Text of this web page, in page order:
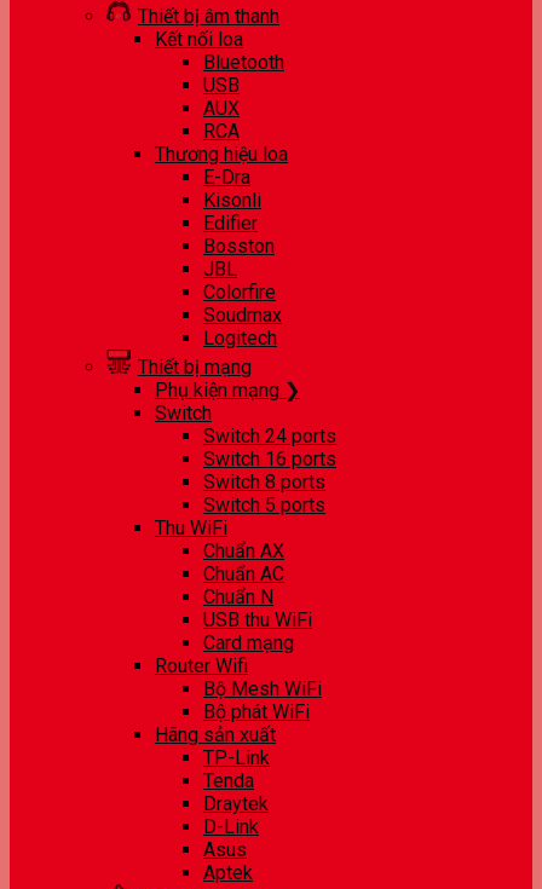
Thiết bị âm thanh
Kết nối loa
Bluetooth
USB
AUX
RCA
Thương hiệu loa
E-Dra
Kisonli
Edifier
Bosston
JBL
Colorfire
Soudmax
Logitech
Thiết bị mạng
Phụ kiện mạng ❯
Switch
Switch 24 ports
Switch 16 ports
Switch 8 ports
Switch 5 ports
Thu WiFi
Chuẩn AX
Chuẩn AC
Chuẩn N
USB thu WiFi
Card mạng
Router Wifi
Bộ Mesh WiFi
Bộ phát WiFi
Hãng sản xuất
TP-Link
Tenda
Draytek
D-Link
Asus
Aptek